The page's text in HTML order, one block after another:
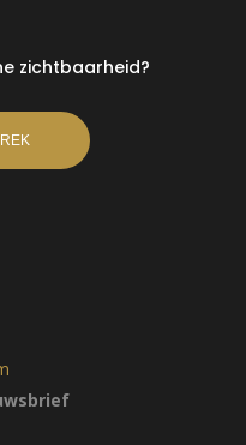
zichtbaarheid?